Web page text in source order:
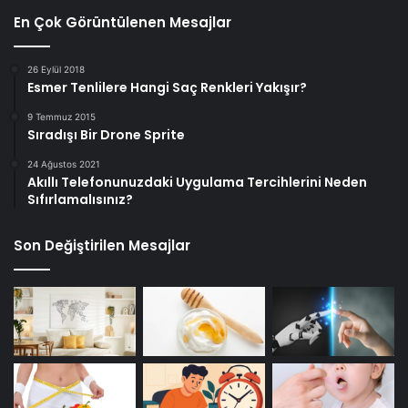
En Çok Görüntülenen Mesajlar
26 Eylül 2018
Esmer Tenlilere Hangi Saç Renkleri Yakışır?
9 Temmuz 2015
Sıradışı Bir Drone Sprite
24 Ağustos 2021
Akıllı Telefonunuzdaki Uygulama Tercihlerini Neden
Sıfırlamalısınız?
Son Değiştirilen Mesajlar